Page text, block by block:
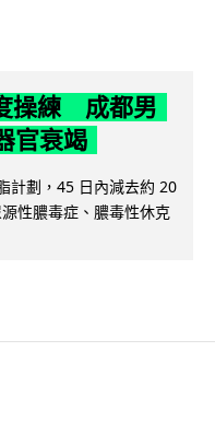
操練 成都男
官衰竭
計劃，45 日內減去約 20
性膿毒症、膿毒性休克